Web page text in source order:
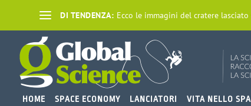
DI TENDENZA: Ecco le immagini del cratere
HOME SPACE ECONOMY LANCIATORI VITA NELLO